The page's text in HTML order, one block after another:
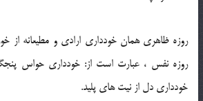
روزه ظاهرى همان خوددارى ارادى و مطیعانه از
روزه نفس ، عبارت است از: خوددارى حواس
خوددارى دل از نیت هاى پلید.